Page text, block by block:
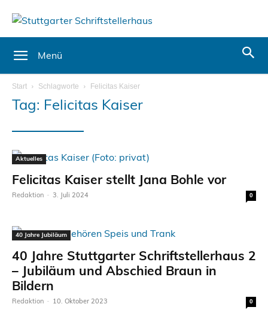
Menü
Start Schlagworte Felicitas Kaiser
Tag: Felicitas Kaiser
Aktuelles
Felicitas Kaiser stellt Jana Bohle vor
Redaktion - 3. Juli 2024 0
40 Jahre Jubiläum
40 Jahre Stuttgarter Schriftstellerhaus 2
– Jubiläum und Abschied Braun in
Bildern
Redaktion - 10. Oktober 2023 0